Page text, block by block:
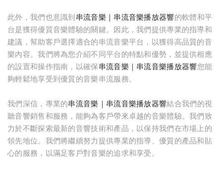
此外，我們也意識到串流音樂｜串流音樂播放器響的軟體和平
台是獲得優質音樂體驗的關鍵。因此，我們提供專業的指導和
建議，幫助客戶選擇適合的串流音樂平台，以獲得高品質的音
樂內容。我們將為您介紹不同平台的特點和優勢，並提供相應
的設置和操作指南，以確保串流音樂｜串流音樂播放器響您能
夠輕鬆地享受到優質的音樂串流服務。
我們深信，專業的串流音樂｜串流音樂播放器響結合我們的視
聽音響銷售和服務，能夠為客戶帶來卓越的音樂體驗。我們致
力於不斷探索最新的音響技術和產品，以保持我們在市場上的
領先地位。我們將繼續努力提供專業的指導、優質的產品和貼
心的服務，以滿足客戶對音樂的追求和享受。